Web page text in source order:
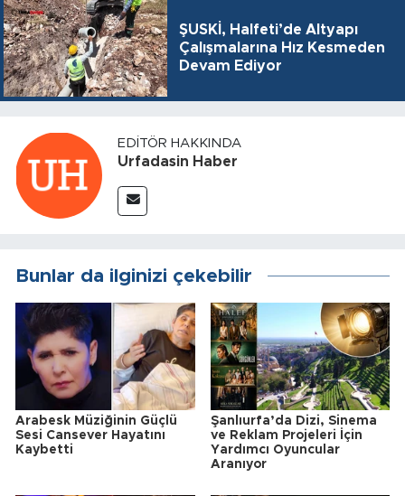
ŞUSKİ, Halfeti’de Altyapı
Çalışmalarına Hız Kesmeden
Devam Ediyor
EDITÖR HAKKINDA
Urfadasin Haber
Bunlar da ilginizi çekebilir
Arabesk Müziğinin Güçlü
Sesi Cansever Hayatını
Kaybetti
Şanlıurfa’da Dizi, Sinema
ve Reklam Projeleri İçin
Yardımcı Oyuncular
Aranıyor